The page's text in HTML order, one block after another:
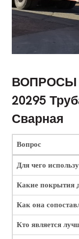
ВОПРОСЫ
20295
Сварная
Вопрос
Для чего
Какие покрытия
Как она
Кто является